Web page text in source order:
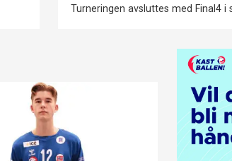
Turneringen avsluttes med Final4 i